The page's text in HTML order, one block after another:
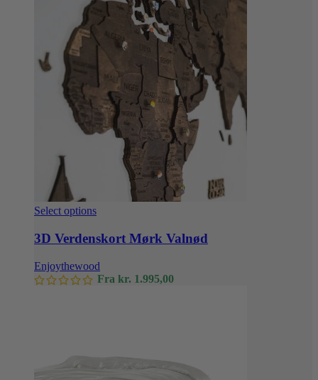
Select optionsDette
har
varianter.
Mulighederne
3D Verdenskort Mørk Valnød
Enjoythewood
Fra kr. 1.995,00